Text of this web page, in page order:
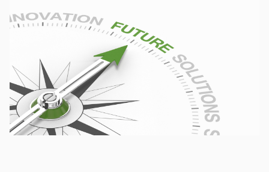
Tag List
会社情報
コンプライアンス・CSR
社員インタビュー
エンジニアの仕事
総務の仕事